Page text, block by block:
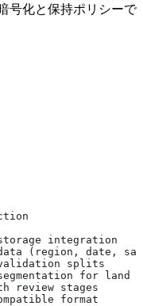
号化と保持ポリシーで
integration
(region, date,
splits
for land
review stages
format